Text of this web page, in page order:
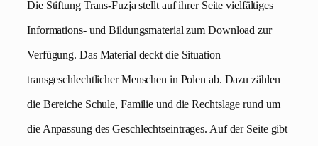
Die Stiftung Trans-Fuzja stellt auf ihrer Seite vielfältiges
Informations- und Bildungsmaterial zum Download zur
Verfügung. Das Material deckt die Situation
transgeschlechtlicher Menschen in Polen ab. Dazu zählen
die Bereiche Schule, Familie und die Rechtslage rund um
die Anpassung des Geschlechtseintrages. Auf der Seite gibt